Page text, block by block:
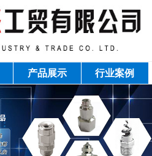
产品展示 行业案例